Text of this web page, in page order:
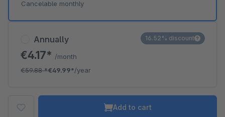
Annually
€4.17* /month
€59.88*€49.99*/year
16.52% discount
Cancelable monthly
Add to cart